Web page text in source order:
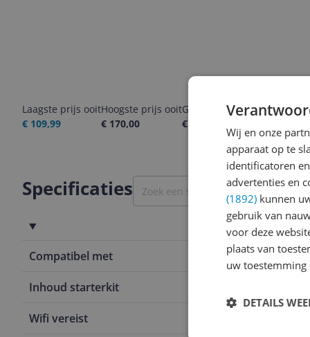
Laagste prijs ooit
€ 109,99
Hoogste prijs ooit
€ 170,00
Goedkoopste nu
€ 159,95
Laatste
Specificaties
Smart Home
Compatibel met
Google
Inhoud starterkit
Wifi vereist
Wij en onze
apparaat op te
identificatoren
advertenties en
(1892) kunnen
gebruik van
voor deze
plaats van
uw
DETAILS